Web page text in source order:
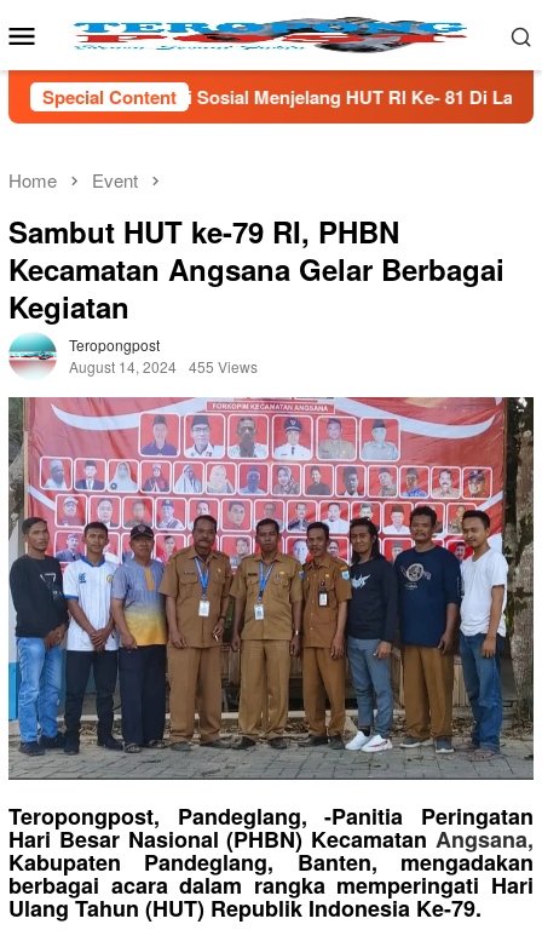
to
Mobile
Menu
Special Content
Menjelang HUT Rl Ke- 81 Di Lampung Selatan
Home Event
Sambut HUT ke-79 RI, PHBN
Kecamatan Angsana Gelar Berbagai
Kegiatan
Teropongpost
August 14, 2024 455 Views
Teropongpost, Pandeglang, -Panitia Peringatan
Hari Besar Nasional (PHBN) Kecamatan Angsana,
Kabupaten Pandeglang, Banten, mengadakan
berbagai acara dalam rangka memperingati Hari
Ulang Tahun (HUT) Republik Indonesia Ke-79.